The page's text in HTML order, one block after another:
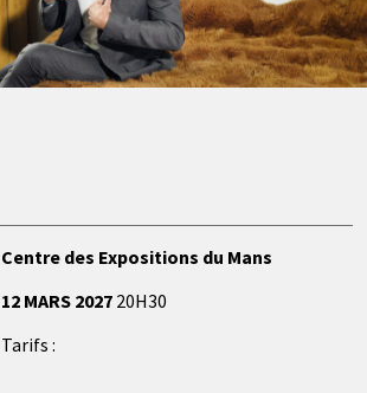
Centre des Expositions du Mans
12 MARS 2027 20H30
Tarifs :